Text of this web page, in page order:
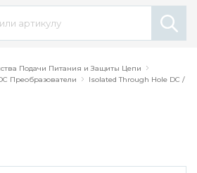
Подачи Питания и Защиты Цепи
Преобразователи
Isolated Through Hole DC /